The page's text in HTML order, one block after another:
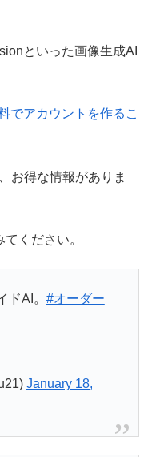
といった画像生成AI
でアカウントを作るこ
お得な情報がありま
ください。
ドAI。 #オーダー
January 18,